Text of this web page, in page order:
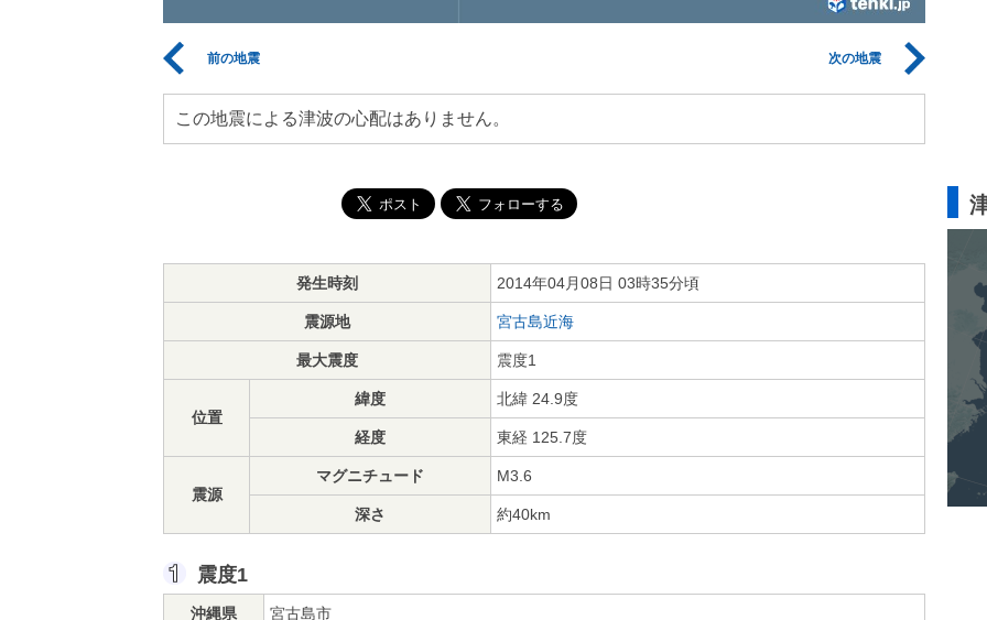
前の地震 次の地震
この地震による津波の心配はありません。
発生時刻 2014年04月08日 03時35分頃
震源地 宮古島近海
最大震度 震度1
位置
緯度 北緯 24.9度
経度 東経 125.7度
震源
マグニチュード M3.6
深さ 約40km
震度1
沖縄県 宮古島市